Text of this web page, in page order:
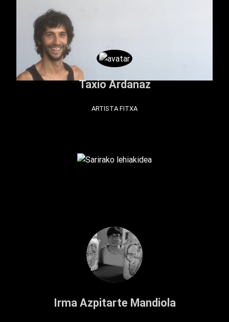
Taxio Ardanaz
ARTISTA FITXA
Irma Azpitarte Mandiola